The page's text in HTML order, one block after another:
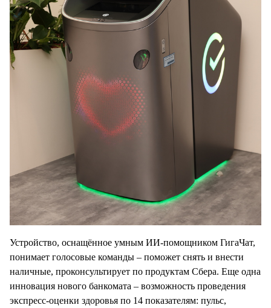
Устройство, оснащённое умным ИИ-помощником ГигаЧат,
понимает голосовые команды – поможет снять и внести
наличные, проконсультирует по продуктам Сбера. Еще одна
инновация нового банкомата – возможность проведения
экспресс-оценки здоровья по 14 показателям: пульс,